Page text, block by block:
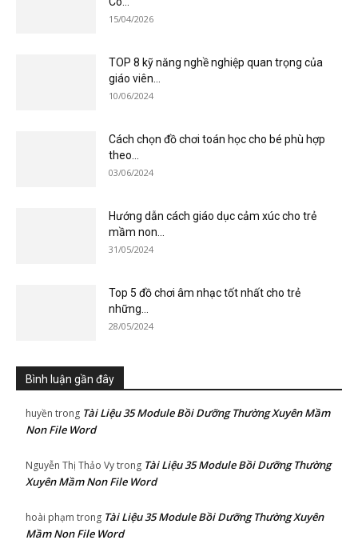
15/04/2026
TOP 8 kỹ năng nghề nghiệp quan trọng của
giáo viên...
10/06/2024
Cách chọn đồ chơi toán học cho bé phù hợp
theo...
03/06/2024
Hướng dẫn cách giáo dục cảm xúc cho trẻ
mầm non...
31/05/2024
Top 5 đồ chơi âm nhạc tốt nhất cho trẻ
những...
28/05/2024
Bình luận gần đây
huyền trong Tài Liệu 35 Module Bồi Dưỡng Thường Xuyên Mầm
Non File Word
Nguyễn Thị Thảo Vytrong Tài Liệu 35 Module Bồi Dưỡng Thường
Xuyên Mầm Non File Word
hoài phạm trong Tài Liệu 35 Module Bồi Dưỡng Thường Xuyên
Mầm Non File Word